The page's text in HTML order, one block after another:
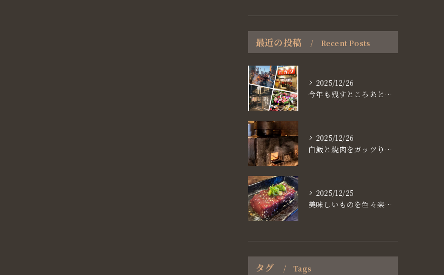
最近の投稿 Recent Posts
2025/12/26
今年も残すところあと、6日。
2025/12/26
白飯と焼肉をガッツり食べたいなら
2025/12/25
美味しいものを色々楽しめるのが #お店で焼肉
タグ Tags